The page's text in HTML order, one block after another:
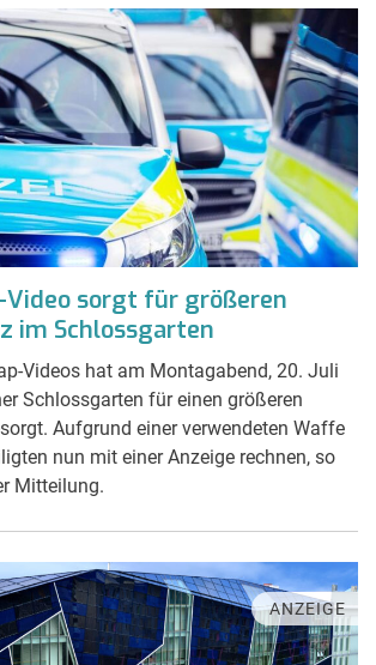
Video sorgt für größeren
im Schlossgarten
Videos hat am Montagabend, 20. Juli
Schlossgarten für einen größeren
Aufgrund einer verwendeten Waffe
nun mit einer Anzeige rechnen, so
Mitteilung.
ANZEIGE